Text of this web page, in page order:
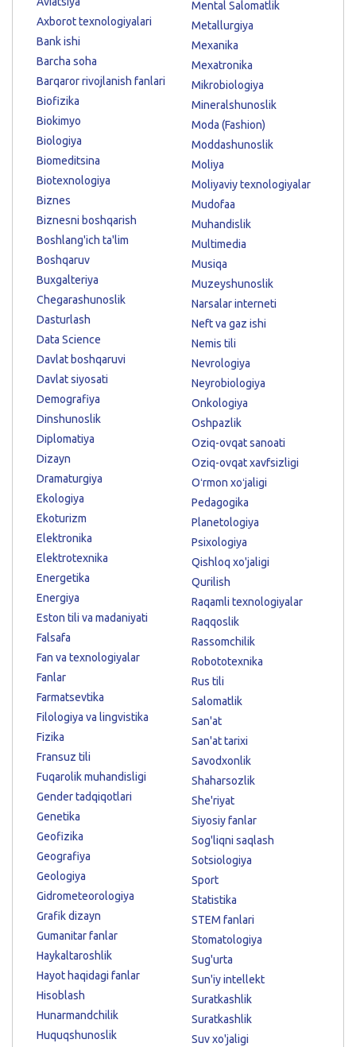
Axborot texnologiyalari
Bank ishi
Barcha soha
Barqaror rivojlanish fanlari
Biofizika
Biokimyo
Biologiya
Biomeditsina
Biotexnologiya
Biznes
Biznesni boshqarish
Boshlang'ich ta'lim
Boshqaruv
Buxgalteriya
Chegarashunoslik
Dasturlash
Data Science
Davlat boshqaruvi
Davlat siyosati
Demografiya
Dinshunoslik
Diplomatiya
Dizayn
Dramaturgiya
Ekologiya
Ekoturizm
Elektronika
Elektrotexnika
Energetika
Energiya
Eston tili va madaniyati
Falsafa
Fan va texnologiyalar
Fanlar
Farmatsevtika
Filologiya va lingvistika
Fizika
Fransuz tili
Fuqarolik muhandisligi
Gender tadqiqotlari
Genetika
Geofizika
Geografiya
Geologiya
Gidrometeorologiya
Grafik dizayn
Gumanitar fanlar
Haykaltaroshlik
Hayot haqidagi fanlar
Hisoblash
Hunarmandchilik
Huquqshunoslik
Mental Salomatlik
Metallurgiya
Mexanika
Mexatronika
Mikrobiologiya
Mineralshunoslik
Moda (Fashion)
Moddashunoslik
Moliya
Moliyaviy texnologiyalar
Mudofaa
Muhandislik
Multimedia
Musiqa
Muzeyshunoslik
Narsalar interneti
Neft va gaz ishi
Nemis tili
Nevrologiya
Neyrobiologiya
Onkologiya
Oshpazlik
Oziq-ovqat sanoati
Oziq-ovqat xavfsizligi
Oʻrmon xoʻjaligi
Pedagogika
Planetologiya
Psixologiya
Qishloq xo'jaligi
Qurilish
Raqamli texnologiyalar
Raqqoslik
Rassomchilik
Robototexnika
Rus tili
Salomatlik
San'at
San'at tarixi
Savodxonlik
Shaharsozlik
She'riyat
Siyosiy fanlar
Sog'liqni saqlash
Sotsiologiya
Sport
Statistika
STEM fanlari
Stomatologiya
Sug'urta
Sun'iy intellekt
Suratkashlik
Suratkashlik
Suv xo'jaligi